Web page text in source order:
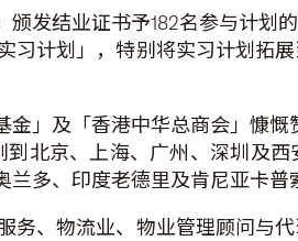
发结业证书予182名参与计划
计划」，特别将实习计划拓
」及「香港中华总商会」慷
北京、上海、广州、深圳及
多、印度老德里及肯尼亚卡普
、物流业、物业管理顾问与